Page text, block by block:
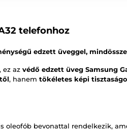
telefonhoz
edzett üveggel,
ez az védő edzett üveg Samsung
, hanem tökéletes képi
oleofób bevonattal rendelkezik,